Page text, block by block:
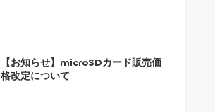
【お知らせ】microSDカード販売価
格改定について